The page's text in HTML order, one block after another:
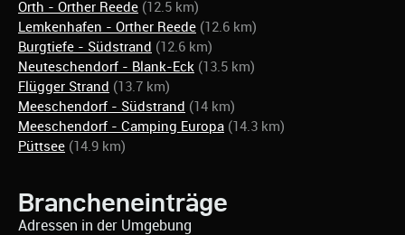
Orth - Orther Reede (12.5 km)
Lemkenhafen - Orther Reede (12.6 km)
Burgtiefe - Südstrand (12.6 km)
Neuteschendorf - Blank-Eck (13.5 km)
Flügger Strand (13.7 km)
Meeschendorf - Südstrand (14 km)
Meeschendorf - Camping Europa (14.3 km)
Püttsee (14.9 km)
Brancheneinträge
Adressen in der Umgebung